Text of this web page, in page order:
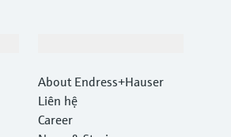
About Endress+Hauser
Liên hệ
Career